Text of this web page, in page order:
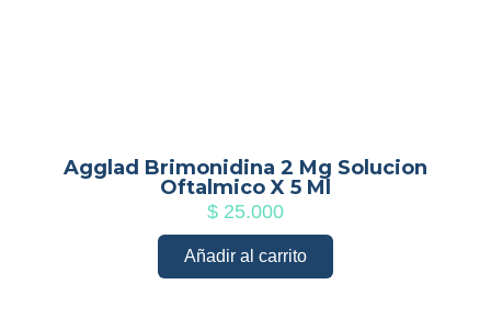
Agglad Brimonidina 2 Mg Solucion
Oftalmico X 5 Ml
$ 25.000
Añadir al carrito